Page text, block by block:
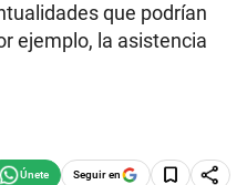
que podrían
ejemplo, la asistencia
Seguir en